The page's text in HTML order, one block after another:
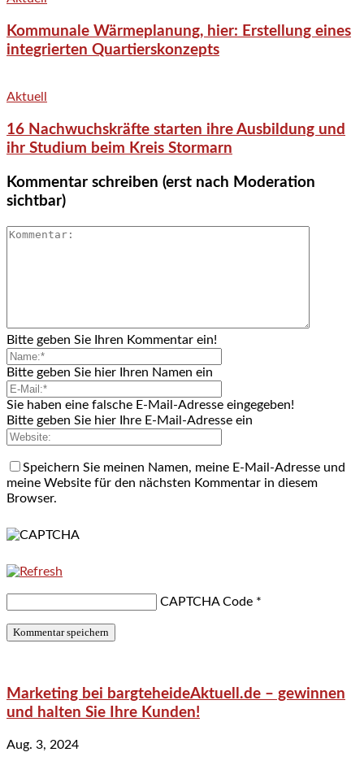
Kommunale Wärmeplanung, hier: Erstellung eines
integrierten Quartierskonzepts
Aktuell
16 Nachwuchskräfte starten ihre Ausbildung und
ihr Studium beim Kreis Stormarn
Kommentar schreiben (erst nach Moderation
sichtbar)
Bitte geben Sie Ihren Kommentar ein!
Bitte geben Sie hier Ihren Namen ein
Sie haben eine falsche E-Mail-Adresse eingegeben!
Bitte geben Sie hier Ihre E-Mail-Adresse ein
Speichern Sie meinen Namen, meine E-Mail-Adresse und
meine Website für den nächsten Kommentar in diesem
Browser.
CAPTCHA Code *
Marketing bei bargteheideAktuell.de – gewinnen
und halten Sie Ihre Kunden!
Aug. 3, 2024